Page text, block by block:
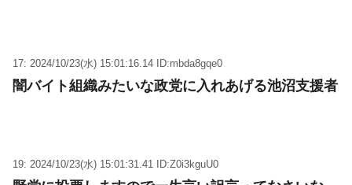
17: 2024/10/23(水) 15:01:16.14 ID:mbda8gqe0
闇バイト組織みたいな政党に入れあげる池沼支援者
19: 2024/10/23(水) 15:01:31.41 ID:Z0i3kguU0